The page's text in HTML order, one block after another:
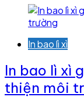
In bao lì xì
In bao lì xì
thiện môi